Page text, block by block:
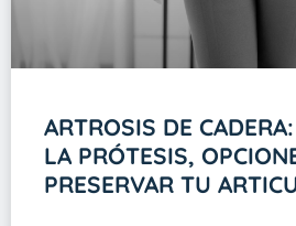
ARTROSIS DE
LA PRÓTESIS,
PRESERVAR TU